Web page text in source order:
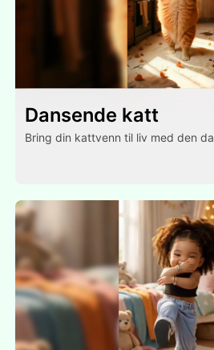
Dansende katt
Bring din kattvenn til liv med den